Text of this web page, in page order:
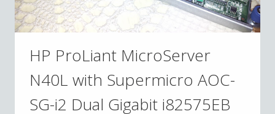
HP ProLiant MicroServer
N40L with Supermicro AOC-
SG-i2 Dual Gigabit i82575EB